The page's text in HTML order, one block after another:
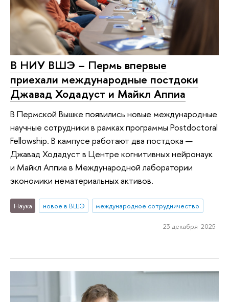
В НИУ ВШЭ – Пермь впервые
приехали международные постдоки
Джавад Ходадуст и Майкл Аппиа
В Пермской Вышке появились новые международные
научные сотрудники в рамках программы Postdoctoral
Fellowship. В кампусе работают два постдока —
Джавад Ходадуст в Центре когнитивных нейронаук
и Майкл Аппиа в Международной лаборатории
экономики нематериальных активов.
Наука новое в ВШЭ международное сотрудничество
23 декабря 2025